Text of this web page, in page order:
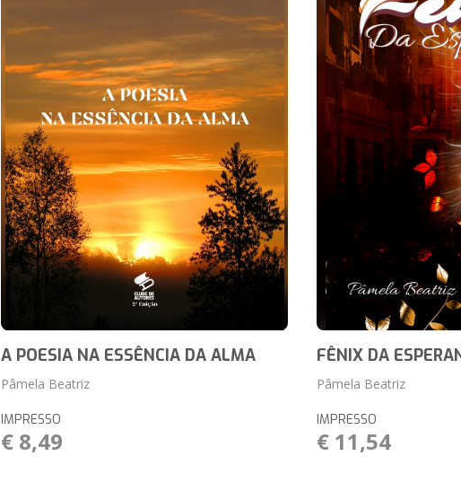
A POESIA NA ESSÊNCIA DA ALMA
Pâmela Beatriz
IMPRESSO
€ 8,49
FÊNIX DA
Pâmela Beatriz
IMPRESSO
€ 11,54